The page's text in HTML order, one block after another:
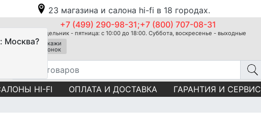
23 магазина и салона hi-fi в 18 городах.
Москва?
+7 (499) 290-98-31;+7 (800) 707-08-31
Понедельник - пятница: с 10:00 до 18:00. Суббота, воскресенье - выходные
Закажи
звонок
HI-FI ОПЛАТА И ДОСТАВКА ГАРАНТИЯ И СЕРВИС